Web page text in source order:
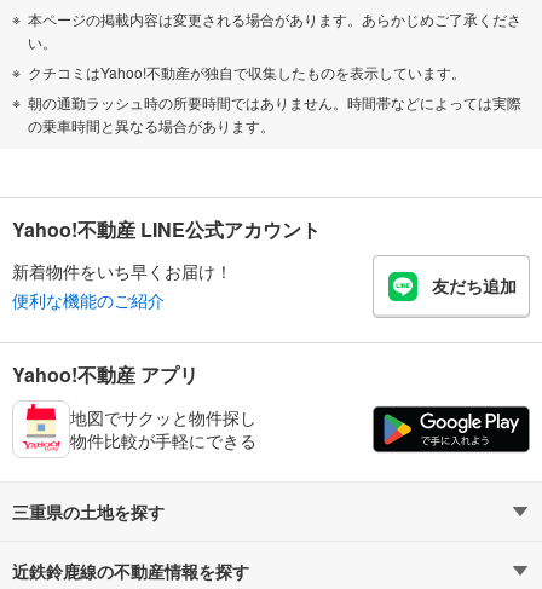
本ページの掲載内容は変更される場合があります。あらかじめご了承くださ
い。
クチコミはYahoo!不動産が独自で収集したものを表示しています。
朝の通勤ラッシュ時の所要時間ではありません。時間帯などによっては実際
の乗車時間と異なる場合があります。
Yahoo!不動産 LINE公式アカウント
新着物件をいち早くお届け！
便利な機能のご紹介
友だち追加
Yahoo!不動産 アプリ
地図でサクッと物件探し
物件比較が手軽にできる
三重県の土地を探す
路線・駅から探す
近鉄鈴鹿線の不動産情報を探す